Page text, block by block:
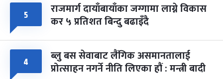
५ राजमार्ग दायाँबायाँका जग्गामा लाग्ने विकास
कर ५ प्रतिशत बिन्दु बढाइँदै
४ ब्लु बस सेवाबाट लैंगिक असमानतालाई
प्रोत्साहन नगर्ने नीति लिएका हौं : मन्त्री बादी